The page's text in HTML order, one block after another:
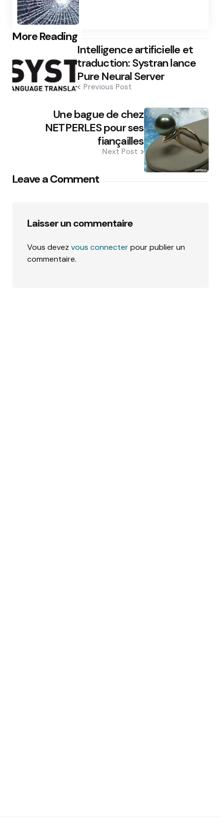
More Reading
Post
navigation Intelligence artificielle et
traduction: Systran lance
Pure Neural Server
Previous Post
Une bague de chez
NETPERLES pour ses
fiançailles
Next Post
Leave a Comment
Laisser un commentaire
Vous devez vous connecterpour publier un
commentaire.